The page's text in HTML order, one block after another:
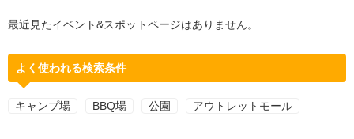
最近見たイベント&スポットページはありません。
よく使われる検索条件
キャンプ場 BBQ場 公園 アウトレットモール